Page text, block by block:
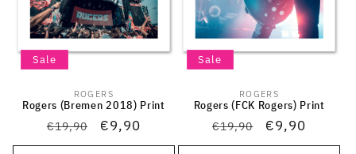
Sale
Anbieter:
ROGERS
Rogers (Bremen 2018) Print
Normaler
Preis
€19,90 Verkaufspreis
€9,90
Sale
Anbieter:
ROGERS
Rogers (FCK Rogers) Print
Normaler
Preis
€19,90 €9,90